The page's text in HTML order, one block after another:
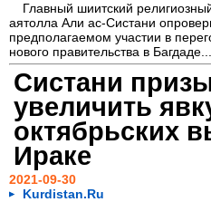
Главный шиитский
аятолла Али ас-Систани
предполагаемом участии в
нового правительства в Багдаде...
Систани
увеличить
октябрьских
Ираке
2021-09-30
Kurdistan.Ru